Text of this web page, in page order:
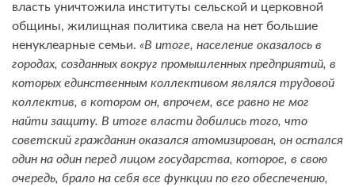
власть уничтожила институты сельской и церковной
общины, жилищная политика свела на нет большие
ненуклеарные семьи. «В итоге, население оказалось в
городах, созданных вокруг промышленных предприятий, в
которых единственным коллективом являлся трудовой
коллектив, в котором он, впрочем, все равно не мог
найти защиту. В итоге власти добились того, что
советский гражданин оказался атомизирован, он остался
один на один перед лицом государства, которое, в свою
очередь, брало на себя все функции по его обеспечению,